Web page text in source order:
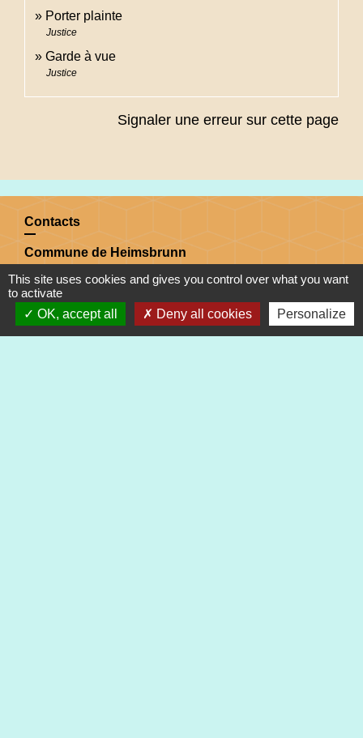
Porter plainte
Justice
Garde à vue
Justice
Signaler une erreur sur cette page
Contacts
Commune de Heimsbrunn
11 rue de Belfort
68990 Heimsbrunn - FRANCE
+33 3 89 81 90 34
This site uses cookies and gives you control over what you want
to activate
OK, accept all
Deny all cookies Personalize